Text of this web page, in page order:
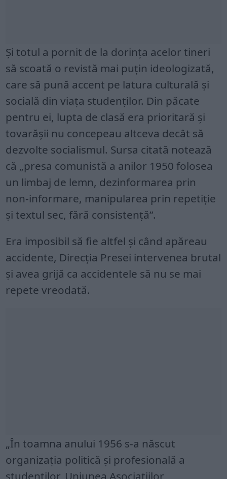
Şi totul a pornit de la dorinţa acelor tineri
să scoată o revistă mai puțin ideologizată,
care să pună accent pe latura culturală și
socială din viața studenților. Din păcate
pentru ei, lupta de clasă era prioritară şi
tovarăşii nu concepeau altceva decât să
dezvolte socialismul. Sursa citată notează
că „presa comunistă a anilor 1950 folosea
un limbaj de lemn, dezinformarea prin
non-informare, manipularea prin repetiţie
şi textul sec, fără consistență”.
Era imposibil să fie altfel şi când apăreau
accidente, Direcția Presei intervenea brutal
şi avea grijă ca accidentele să nu se mai
repete vreodată.
„În toamna anului 1956 s-a născut
organizaţia politică şi profesională a
studenţilor, Uniunea Asociaţiilor